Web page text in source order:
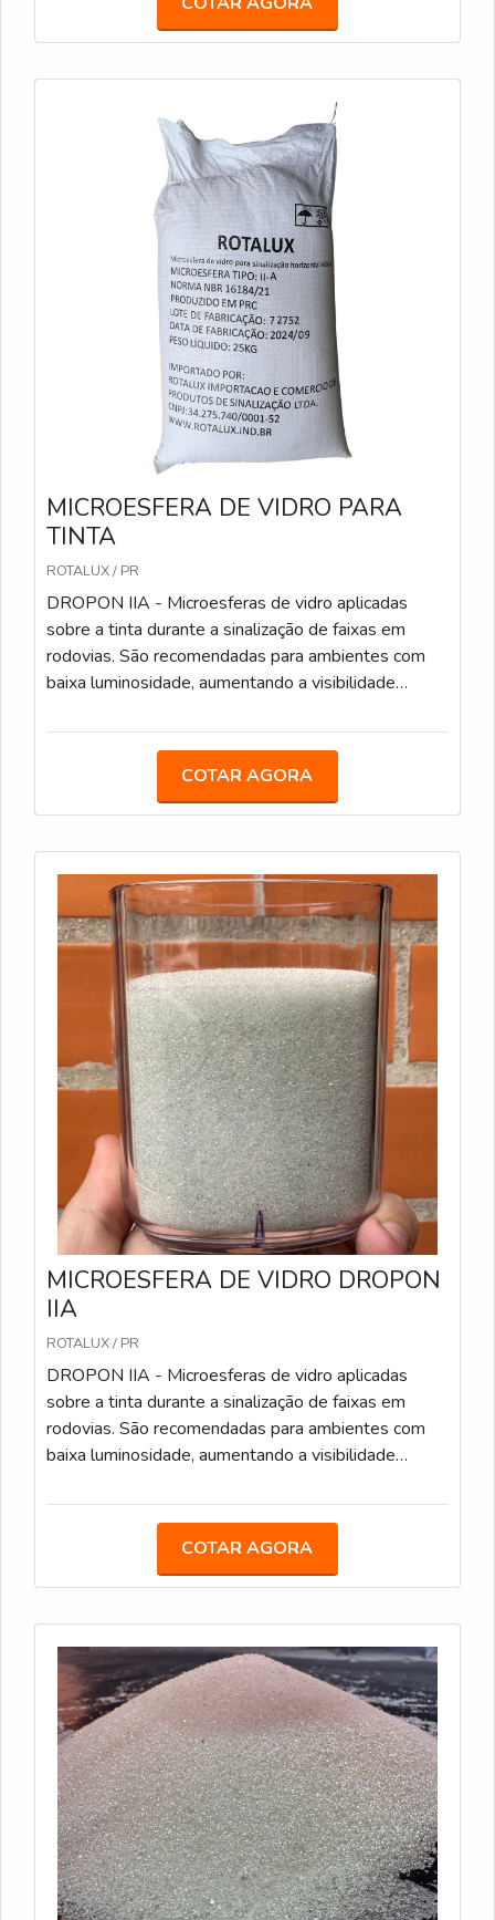
especificações da Norma ABNT NBR 16184:2021.
DROPON IIC - Este tipo de microesfera é ideal para
Oferecem alta retroreflexão e são resistentes ao
desgaste. Caracteristicas Técnicas: Similar ao Tipo II-
A, com microesferas um pouco maiores; Sacos de
25 kg; Conformidade: Atende às especificações da
Norma ABNT NBR 16184:2021. PREMIX IB -
Microesferas pré-misturadas com a tinta durante o
processo de fabricação, garantindo uniformidade na
aplicação. São recomendadas para sinalizações que
precisam de alta durabilidade e visibilidade.
Características Técnicas: Método de Aplicação: Pré-
misturadas à tinta antes da aplicação; Sacos de 25
kg; Conformidade: Atende às especificações da
Norma ABNT NBR 16184:2021.
MICROESFERA DE VIDRO PARA
TINTA
ROTALUX / PR
DROPON IIA - Microesferas de vidro aplicadas
sobre a tinta durante a sinalização de faixas em
rodovias. São recomendadas para ambientes com
baixa luminosidade, aumentando a visibilidade
Aplicação: Aspersão, durante o processo de pintura;
especificações da Norma ABNT NBR 16184:2021.
DROPON IIC - Este tipo de microesfera é ideal para
Oferecem alta retroreflexão e são resistentes ao
desgaste. Caracteristicas Técnicas: Similar ao Tipo II-
A, com microesferas um pouco maiores; Sacos de
25 kg; Conformidade: Atende às especificações da
Norma ABNT NBR 16184:2021. PREMIX IB -
Microesferas pré-misturadas com a tinta durante o
processo de fabricação, garantindo uniformidade na
aplicação. São recomendadas para sinalizações que
precisam de alta durabilidade e visibilidade.
Características Técnicas: Método de Aplicação: Pré-
misturadas à tinta antes da aplicação; Sacos de 25
kg; Conformidade: Atende às especificações da
Norma ABNT NBR 16184:2021.
COTAR AGORA
MICROESFERA DE VIDRO DROPON
IIA
ROTALUX / PR
DROPON IIA - Microesferas de vidro aplicadas
sobre a tinta durante a sinalização de faixas em
rodovias. São recomendadas para ambientes com
baixa luminosidade, aumentando a visibilidade
Aplicação: Aspersão, durante o processo de pintura;
especificações da Norma ABNT NBR 16184:2021.
DROPON IIC - Este tipo de microesfera é ideal para
Oferecem alta retroreflexão e são resistentes ao
desgaste. Caracteristicas Técnicas: Similar ao Tipo II-
A, com microesferas um pouco maiores; Sacos de
25 kg; Conformidade: Atende às especificações da
Norma ABNT NBR 16184:2021. PREMIX IB -
Microesferas pré-misturadas com a tinta durante o
processo de fabricação, garantindo uniformidade na
aplicação. São recomendadas para sinalizações que
precisam de alta durabilidade e visibilidade.
Características Técnicas: Método de Aplicação: Pré-
misturadas à tinta antes da aplicação; Sacos de 25
COTAR AGORA